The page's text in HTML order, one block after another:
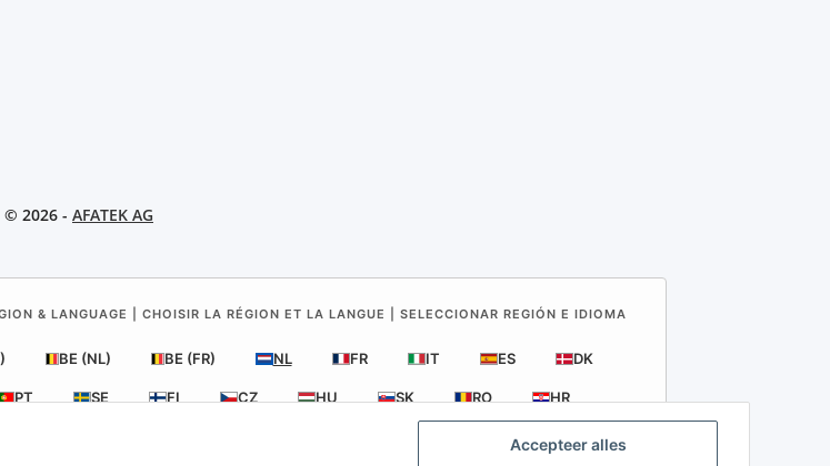
Accepteer alles
© 2026 - AFATEK AG
& LANGUAGE | CHOISIR LA RÉGION ET LA LANGUE | SELECCIONAR REGIÓN E IDIOMA
BE (NL) BE (FR) NL FR IT ES DK
PT SE FI CZ HU SK RO HR